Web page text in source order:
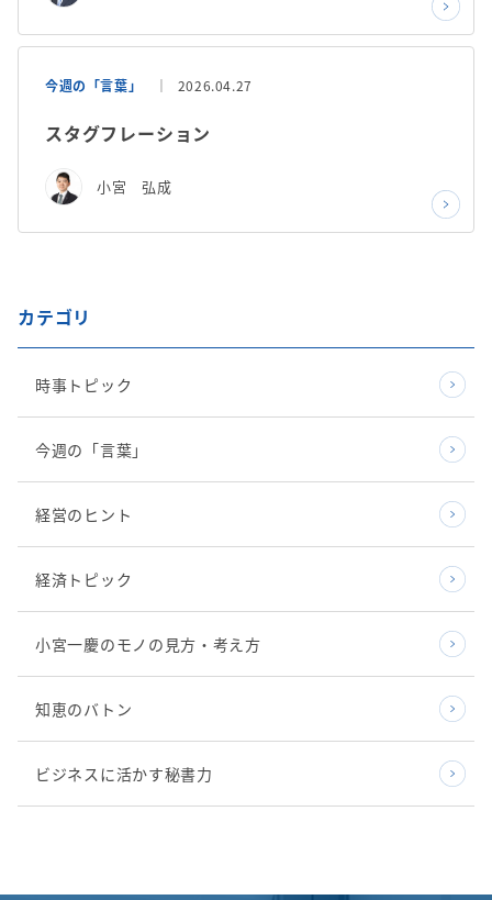
今週の「言葉」 2026.04.27
スタグフレーション
小宮 弘成
カテゴリ
時事トピック
今週の「言葉」
経営のヒント
経済トピック
小宮一慶のモノの見方・考え方
知恵のバトン
ビジネスに活かす秘書力